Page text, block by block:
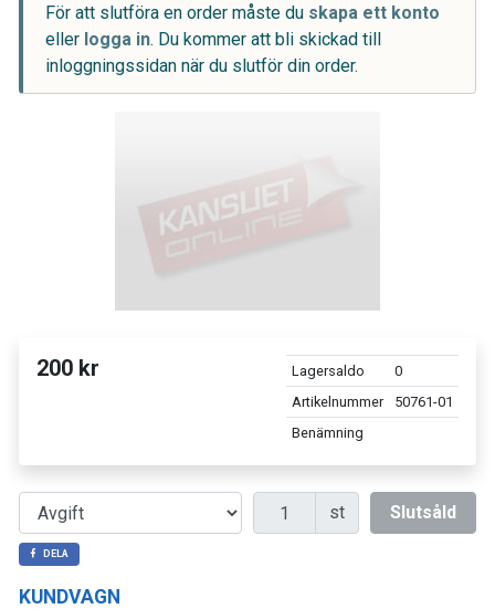
KUNDVAGN
För att slutföra en order måste du skapa ett konto
eller logga in. Du kommer att bli skickad till
inloggningssidan när du slutför din order.
200 kr Lagersaldo
0
Artikelnummer
50761-01
Benämning
Antal st Slutsåld
DELA